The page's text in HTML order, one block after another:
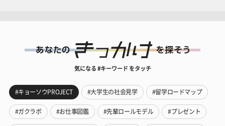
気になる #キーワード をタッチ
#キョーソウPROJECT #大学生の社会見学 #留学ロードマップ
#ガクラボ #お仕事図鑑 #先輩ロールモデル #プレゼント